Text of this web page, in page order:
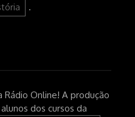
.
Rádio Online! A produção
dos cursos da